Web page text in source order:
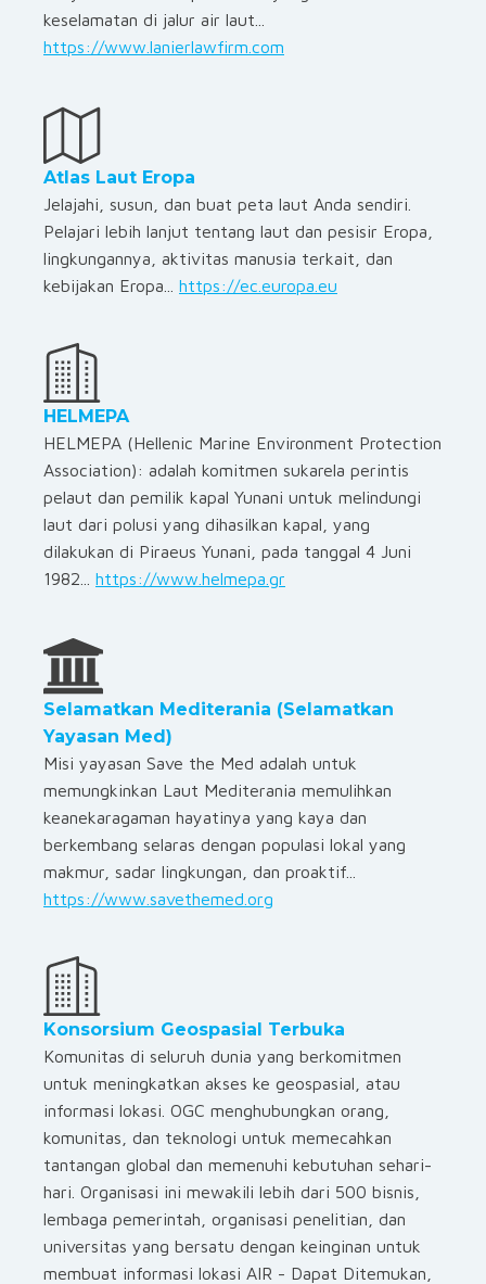
keselamatan di jalur air laut...
https://www.lanierlawfirm.com
Atlas Laut Eropa
Jelajahi, susun, dan buat peta laut Anda sendiri.
Pelajari lebih lanjut tentang laut dan pesisir Eropa,
lingkungannya, aktivitas manusia terkait, dan
kebijakan Eropa... https://ec.europa.eu
HELMEPA
HELMEPA (Hellenic Marine Environment Protection
Association): adalah komitmen sukarela perintis
pelaut dan pemilik kapal Yunani untuk melindungi
laut dari polusi yang dihasilkan kapal, yang
dilakukan di Piraeus Yunani, pada tanggal 4 Juni
1982... https://www.helmepa.gr
Selamatkan Mediterania (Selamatkan
Yayasan Med)
Misi yayasan Save the Med adalah untuk
memungkinkan Laut Mediterania memulihkan
keanekaragaman hayatinya yang kaya dan
berkembang selaras dengan populasi lokal yang
makmur, sadar lingkungan, dan proaktif...
https://www.savethemed.org
Konsorsium Geospasial Terbuka
Komunitas di seluruh dunia yang berkomitmen
untuk meningkatkan akses ke geospasial, atau
informasi lokasi. OGC menghubungkan orang,
komunitas, dan teknologi untuk memecahkan
tantangan global dan memenuhi kebutuhan sehari-
hari. Organisasi ini mewakili lebih dari 500 bisnis,
lembaga pemerintah, organisasi penelitian, dan
universitas yang bersatu dengan keinginan untuk
membuat informasi lokasi AIR - Dapat Ditemukan,